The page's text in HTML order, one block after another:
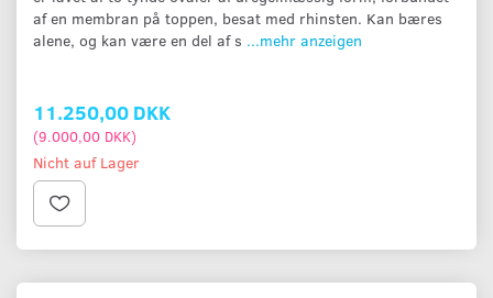
af en membran på toppen, besat med rhinsten. Kan bæres
alene, og kan være en del af s ...mehr anzeigen
11.250,00 DKK
(9.000,00 DKK)
Nicht auf Lager